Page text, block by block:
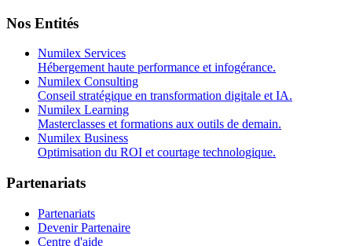
Nos Entités
Numilex Services
Hébergement haute performance et infogérance.
Numilex Consulting
Conseil stratégique en transformation digitale et IA.
Numilex Learning
Masterclasses et formations aux outils de demain.
Numilex Business
Optimisation du ROI et courtage technologique.
Partenariats
Partenariats
Devenir Partenaire
Centre d'aide